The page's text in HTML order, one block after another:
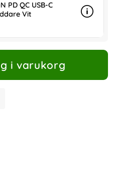
PD QC USB-C
Vit
Info
mer
i varukorg